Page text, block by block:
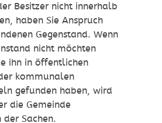
Besitzer nicht innerhalb
haben Sie Anspruch
Gegenstand. Wenn
nicht möchten
ihn in öffentlichen
kommunalen
gefunden haben, wird
die Gemeinde
der Sachen.